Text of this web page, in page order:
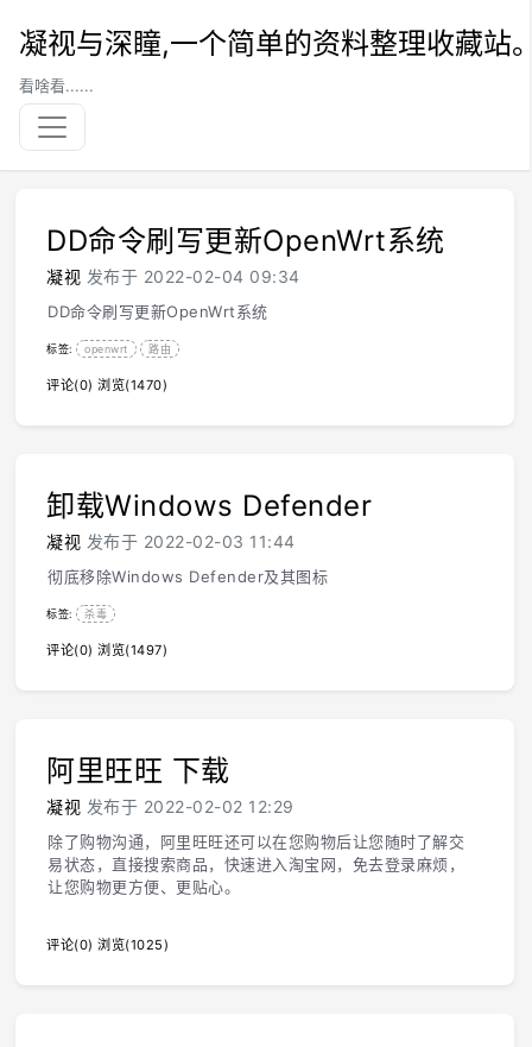
凝视与深瞳,一个简单的资料整理收藏站
看啥看......
DD命令刷写更新OpenWrt系统
凝视 发布于 2022-02-04 09:34
DD命令刷写更新OpenWrt系统
标签: openwrt 路由
评论(0) 浏览(1470)
卸载Windows Defender
凝视 发布于 2022-02-03 11:44
彻底移除Windows Defender及其图标
标签: 杀毒
评论(0) 浏览(1497)
阿里旺旺 下载
凝视 发布于 2022-02-02 12:29
除了购物沟通，阿里旺旺还可以在您购物后让您随时了解交
易状态，直接搜索商品，快速进入淘宝网，免去登录麻烦，
让您购物更方便、更贴心。
评论(0) 浏览(1025)